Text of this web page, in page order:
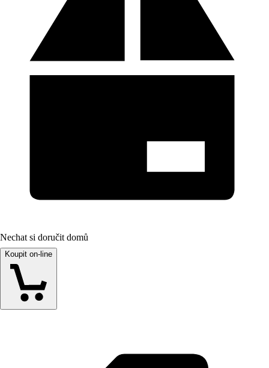
Nechat si doručit domů
Koupit on-line